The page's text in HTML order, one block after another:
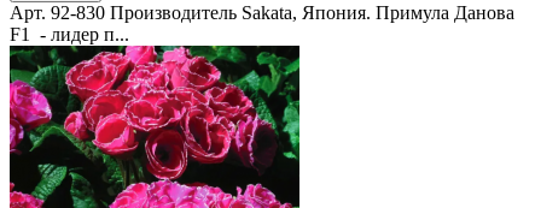
Арт. 92-830 Производитель Sakata, Япония. Примула Данова
F1 - лидер п...